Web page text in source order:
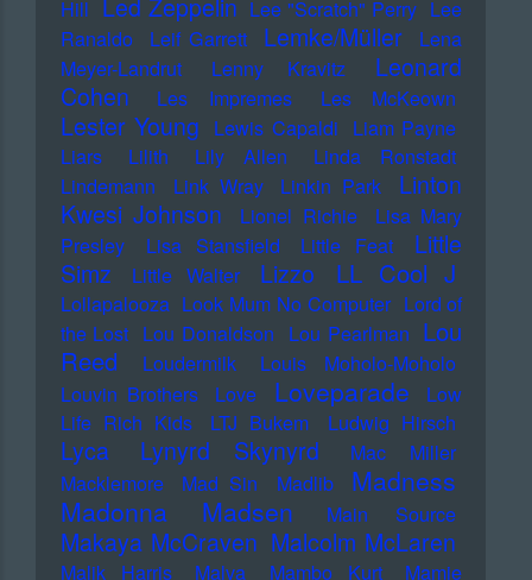
Hill Led Zeppelin Lee "Scratch" Perry Lee
Ranaldo
Leif Garrett Lemke/Müller
Lena
Meyer-Landrut
Lenny Kravitz
Leonard
Cohen
Les Impremes Les McKeown
Lester Young Lewis Capaldi Liam Payne
Liars
Lilith Lily Allen
Linda Ronstadt
Lindemann
Link Wray Linkin Park
Linton
Kwesi Johnson
Lionel Richie
Lisa Mary
Presley
Lisa Stansfield Little Feat
Little
Simz
Little Walter Lizzo LL Cool J
Lollapalooza Look Mum No Computer Lord of
the Lost Lou Donaldson Lou Pearlman Lou
Reed
Loudermilk
Louis Moholo-Moholo
Louvin Brothers
Love Loveparade
Low
Life Rich Kids
LTJ Bukem Ludwig Hirsch
Lyca Lynyrd Skynyrd
Mac Miller
Macklemore
Mad Sin Madlib
Madness
Madonna
Madsen Main Source
Makaya McCraven Malcolm McLaren
Malik Harris Malva Mambo Kurt
Mamie